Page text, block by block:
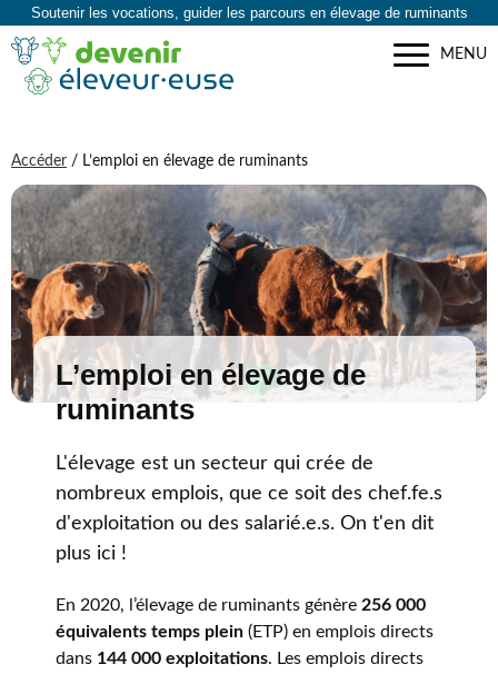
Soutenir les vocations, guider les parcours en élevage de ruminants
MENU
Accéder / L’emploi en élevage de ruminants
L’emploi en élevage de
ruminants
L'élevage est un secteur qui crée de
nombreux emplois, que ce soit des chef.fe.s
d'exploitation ou des salarié.e.s. On t'en dit
plus ici !
En 2020, l’élevage de ruminants génère 256 000
équivalents temps plein (ETP) en emplois directs
dans 144 000 exploitations. Les emplois directs